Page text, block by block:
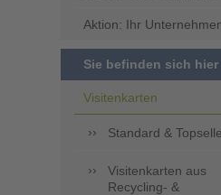
Aktion: Ihr
Sie befinden sich hier
Visitenkarten
Standard &
Visitenkarten aus
Recycling- &